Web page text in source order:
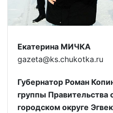
Екатерина МИЧКА
gazeta@ks.chukotka.ru
Губернатор Роман
группы Правительства
городском округе